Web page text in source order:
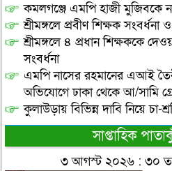
কমলগঞ্জে এমপি হাজী মুজিবকে
শ্রীমঙ্গলে প্রবীণ শিক্ষক সংবর্ধনা
শ্রীমঙ্গলে ৪ প্রধান শিক্ষককে
সংবর্ধনা
এমপি নাসের রহমানের এআই
অভিযোগে ঢাকা থেকে আ/সামি
কুলাউড়ায় বিভিন্ন দাবি নিয়ে চা-
সাপ্তাহিক
৩ আগস্ট ২০২৬ : ৩০ তম